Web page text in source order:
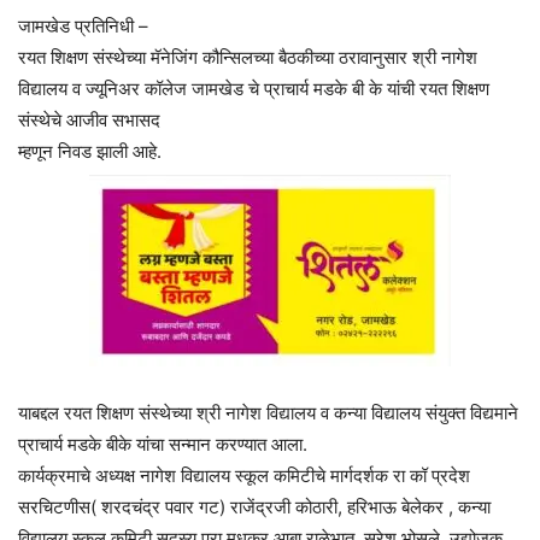
जामखेड प्रतिनिधी –
रयत शिक्षण संस्थेच्या मॅनेजिंग कौन्सिलच्या बैठकीच्या ठरावानुसार श्री नागेश
विद्यालय व ज्यूनिअर कॉलेज जामखेड चे प्राचार्य मडके बी के यांची रयत शिक्षण
संस्थेचे आजीव सभासद
म्हणून निवड झाली आहे.
याबद्दल रयत शिक्षण संस्थेच्या श्री नागेश विद्यालय व कन्या विद्यालय संयुक्त विद्यमाने
प्राचार्य मडके बीके यांचा सन्मान करण्यात आला.
कार्यक्रमाचे अध्यक्ष नागेश विद्यालय स्कूल कमिटीचे मार्गदर्शक रा कॉ प्रदेश
सरचिटणीस( शरदचंद्र पवार गट) राजेंद्रजी कोठारी, हरिभाऊ बेलेकर , कन्या